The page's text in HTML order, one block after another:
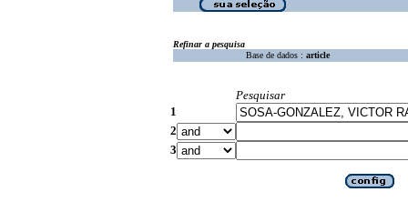
Refinar a pesquisa
Base de dados : article
Pesquisar
1
2
3